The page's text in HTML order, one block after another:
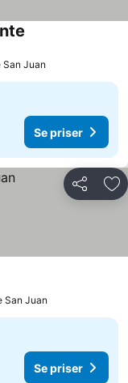
San Juan
Se priser
Del
San Juan
Se priser